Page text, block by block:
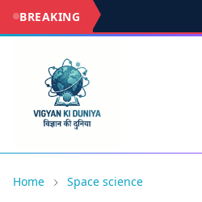
BREAKING
Home Space science